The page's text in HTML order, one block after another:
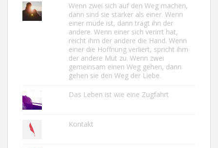
Wenn zwei sich auf den Weg machen,
dann sind sie stärker als einer. Wenn
einer müde ist, dann trägt ihn der
andere. Wenn einer sich verirrt hat,
reicht ihm der andere die Hand. Wenn
einer die Hoffnung verliert, spricht ihm
der andere Mut zu. Wenn zwei
gemeinsam einen Weg gehen, dann
gehen sie den Weg der Liebe.
Das Leben ist wie eine Zugfahrt
Kontakt